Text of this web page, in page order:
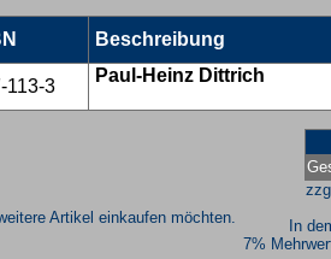
Beschreibung
113-3
Paul-Heinz Dittrich
In
7%
Artikel einkaufen möchten.